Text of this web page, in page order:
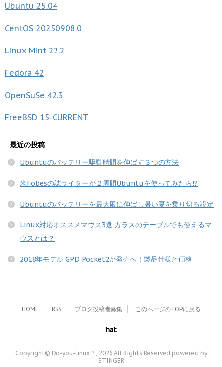
Ubuntu 25.04
CentOS 20250908.0
Linux Mint 22.2
Fedora 42
OpenSuSe 42.3
FreeBSD 15-CURRENT
最近の投稿
Ubuntuのバッテリー駆動時間を伸ばす３つの方法
米Fobesの誌ライターが２周間Ubuntuを使ってみたら!?
Ubuntuのバッテリーを最大限に伸ばし暑い夏を乗り切る設定
Linux対応オススメマウス3選 ガラスのテーブルでも使えるマ
ウスとは？
2018年モデル GPD Pocket2が発売へ！製品仕様と価格
HOME RSS ブログ投稿者募集 このページのTOPに戻る
hat
Copyright© Do-you-linux!? , 2026 All Rights Reserved.powered by
STINGER